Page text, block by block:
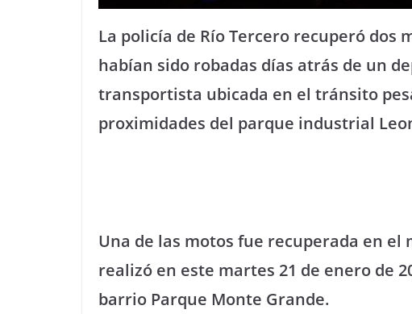
La policía de Río Tercero recuperó dos
habían sido robadas días atrás de un
transportista ubicada en el tránsito
proximidades del parque industrial
Una de las motos fue recuperada en
realizó en este martes 21 de enero de
barrio Parque Monte Grande.